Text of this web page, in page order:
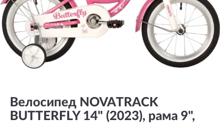
Велосипед NOVATRACK
BUTTERFLY 14" (2023), рама 9",